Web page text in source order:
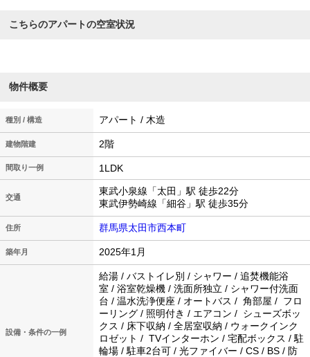
こちらのアパートの空室状況
物件概要
種別 / 構造 アパート / 木造
建物階建 2階
間取り一例 1LDK
交通
東武小泉線「太田」駅 徒歩22分
東武伊勢崎線「細谷」駅 徒歩35分
住所 群馬県太田市西本町
築年月 2025年1月
設備・条件の一例
給湯 / バストイレ別 / シャワー / 追焚機能浴
室 / 浴室乾燥機 / 洗面所独立 / シャワー付洗面
台 / 温水洗浄便座 / オートバス / 角部屋 / フロ
ーリング / 照明付き / エアコン / シューズボッ
クス / 床下収納 / 全居室収納 / ウォークインク
ロゼット / TVインターホン / 宅配ボックス / 駐
輪場 / 駐車2台可 / 光ファイバー / CS / BS / 防